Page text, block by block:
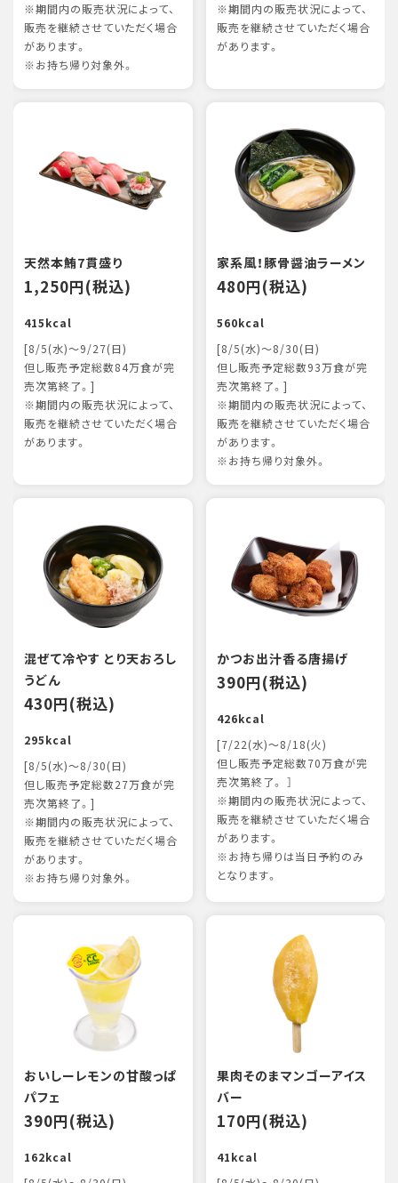
※期間内の販売状況によって、
販売を継続させていただく場合
があります。
※お持ち帰り対象外。
※期間内の販売状況によって、
販売を継続させていただく場合
があります。
天然本鮪7貫盛り
1,250円(税込)
415kcal
[8/5(水)～9/27(日)
但し販売予定総数84万食が完
売次第終了。]
※期間内の販売状況によって、
販売を継続させていただく場合
があります。
家系風！豚骨醤油ラーメン
480円(税込)
560kcal
[8/5(水)～8/30(日)
但し販売予定総数93万食が完
売次第終了。]
※期間内の販売状況によって、
販売を継続させていただく場合
があります。
※お持ち帰り対象外。
混ぜて冷やす とり天おろし
うどん
430円(税込)
295kcal
[8/5(水)～8/30(日)
但し販売予定総数27万食が完
売次第終了。]
※期間内の販売状況によって、
販売を継続させていただく場合
があります。
※お持ち帰り対象外。
かつお出汁香る唐揚げ
390円(税込)
426kcal
[7/22(水)～8/18(火)
但し販売予定総数70万食が完
売次第終了。 ］
※期間内の販売状況によって、
販売を継続させていただく場合
があります。
※お持ち帰りは当日予約のみ
となります。
おいしーレモンの甘酸っぱ
パフェ
390円(税込)
162kcal
果肉そのまマンゴーアイス
バー
170円(税込)
41kcal